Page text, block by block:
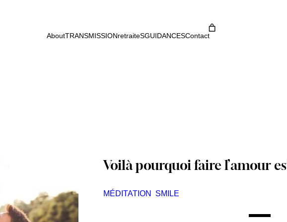
AboutTRANSMISSIONretraiteSGUIDANCESContact
Voilà pourquoi faire l’amour
MÉDITATION SMILE